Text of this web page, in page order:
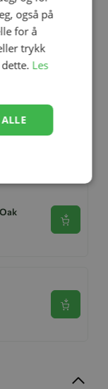
Se
Se
også på
for å
trykk
Les